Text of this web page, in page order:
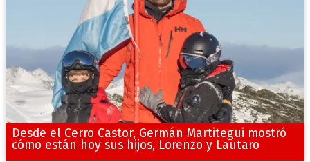
Desde el Cerro Castor, Germán Martitegui mostró
cómo están hoy sus hijos, Lorenzo y Lautaro